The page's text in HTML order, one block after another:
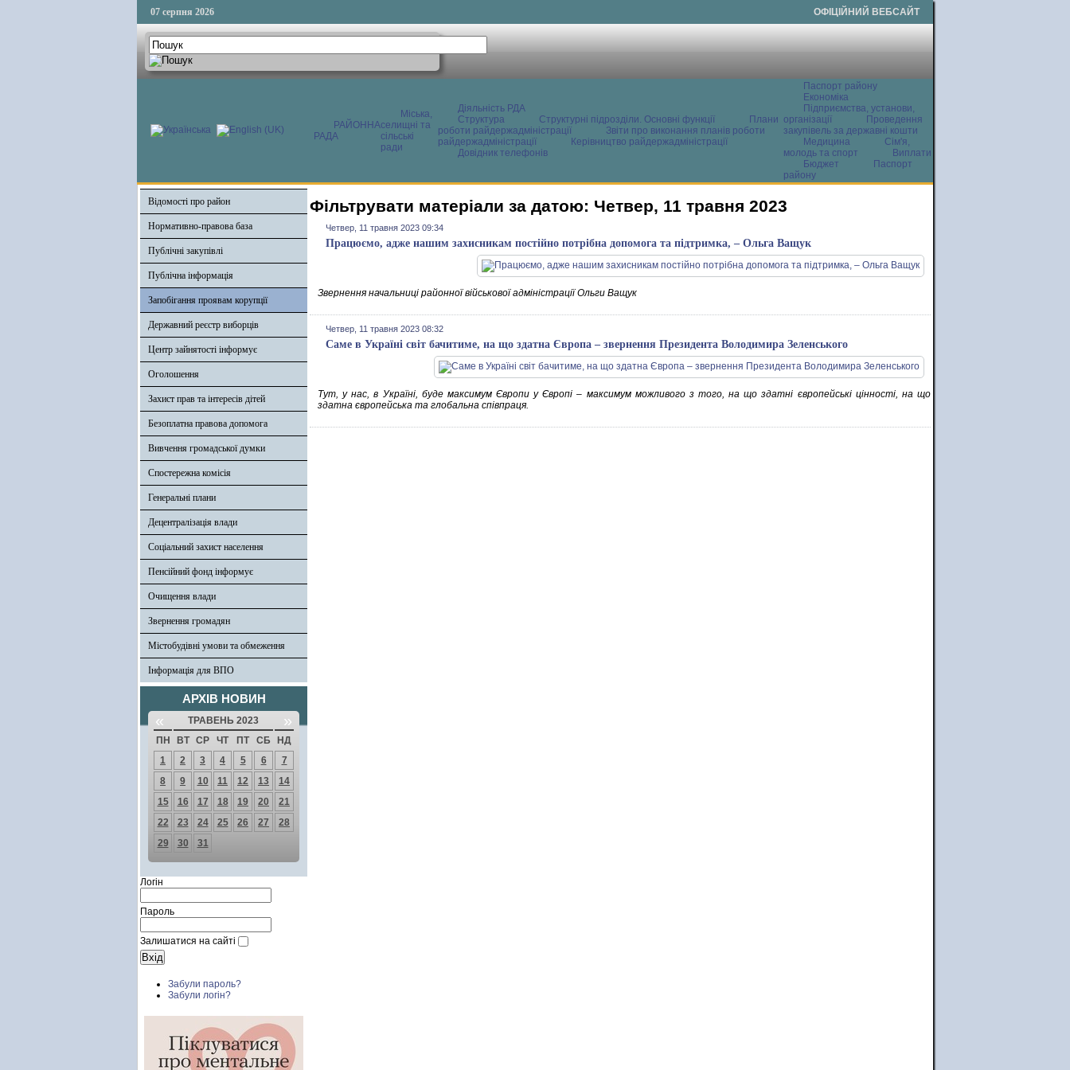
07 серпня 2026 ОФІЦІЙНИЙ ВЕБСАЙТ
РАЙОННА
РАДА
Міська,
селищні та
сільські
ради
Діяльність РДА
Структура
Структурні підрозділи. Основні функції
Плани
роботи райдержадміністрації
Звіти про виконання планів роботи
райдержадміністрації
Керівництво райдержадміністрації
Довідник телефонів
Паспорт району
Економіка
Підприємства, установи,
організації
Проведення
закупівель за державні кошти
Медицина
Сім'я,
молодь та спорт
Виплати
Бюджет
Паспорт
району
Відомості про район
Нормативно-правова база
Публічні закупівлі
Публічна інформація
Запобігання проявам корупції
Державний реєстр виборців
Центр зайнятості інформує
Оголошення
Захист прав та інтересів дітей
Безоплатна правова допомога
Вивчення громадської думки
Спостережна комісія
Генеральні плани
Децентралізація влади
Соціальний захист населення
Пенсійний фонд інформує
Очищення влади
Звернення громадян
Містобудівні умови та обмеження
Інформація для ВПО
АРХІВ НОВИН
« ТРАВЕНЬ 2023 »
ПН ВТ СР ЧТ ПТ СБ
НД
1
2 3 4 5 6
7
8
9 10 11 12 13
14
15
16 17 18 19 20
21
22
23 24 25 26 27
28
29
30 31
Логін
Пароль
Залишатися на сайті
Забули пароль?
Забули логін?
Фільтрувати матеріали за датою: Четвер, 11 травня 2023
Четвер, 11 травня 2023 09:34
Працюємо, адже нашим захисникам постійно потрібна допомога та підтримка, – Ольга Ващук
Звернення начальниці районної військової адміністрації Ольги Ващук
Четвер, 11 травня 2023 08:32
Саме в Україні світ бачитиме, на що здатна Європа – звернення Президента Володимира Зеленського
Тут, у нас, в Україні, буде максимум Європи у Європі – максимум можливого з того, на що здатні європейські цінності, на що
здатна європейська та глобальна співпраця.